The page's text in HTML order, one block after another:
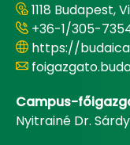
1118 Budapest,
+36-1/305-
https://
Campus-
Nyitrainé Dr.